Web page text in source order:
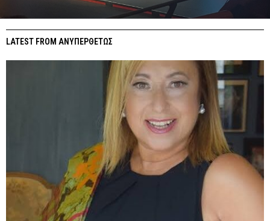
LATEST FROM ΑΝΥΠΕΡΘΕΤΩΣ